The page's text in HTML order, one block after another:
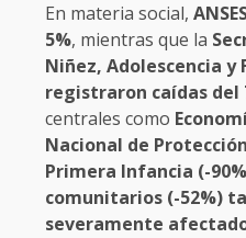
En materia social,
5%, mientras que la
Niñez, Adolescencia y
registraron caídas del
centrales como
Nacional de
Primera Infancia (-
comunitarios (-52%)
severamente